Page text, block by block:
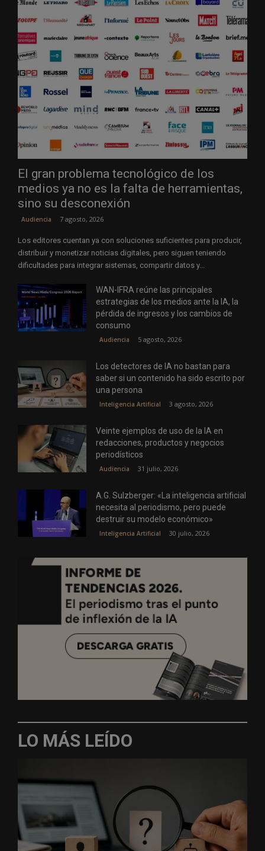
El gran problema tecnológico de los
medios ya no es la falta de herramientas,
sino su desconexión
Audiencia 7 agosto, 2026
Los editores cuentan ya con soluciones suficientes para producir,
distribuir y monetizar noticias digitales, pero siguen teniendo
dificultades para integrar sistemas, compartir datos y...
WAN-IFRA reúne las principales
estrategias de los medios ante la IA, la
pérdida de ingresos y los cambios de
consumo
Audiencia 5 agosto, 2026
Los detectores de IA no bastan para
saber si un contenido ha sido escrito por
una persona
Inteligencia Artificial 3 agosto, 2026
Veinte ejemplos de uso de la IA en
redacciones, productos y negocios
periodísticos
Audiencia 31 julio, 2026
A.G. Sulzberger: «La inteligencia artificial
necesita al periodismo, pero puede
destruir su modelo económico»
Inteligencia Artificial 30 julio, 2026
LO MÁS LEÍDO